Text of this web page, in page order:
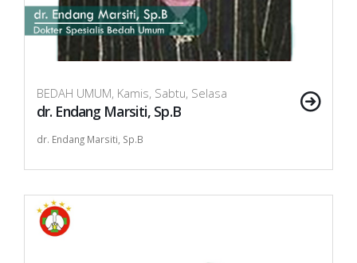
BEDAH UMUM, Kamis, Sabtu, Selasa
dr. Endang Marsiti, Sp.B
dr. Endang Marsiti, Sp.B